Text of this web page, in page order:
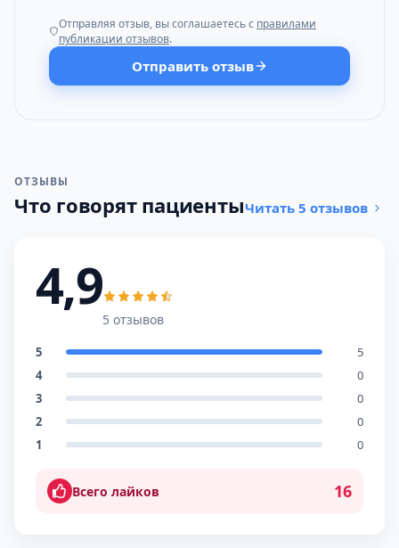
Отправляя отзыв, вы соглашаетесь с правилами
публикации отзывов.
Отправить отзыв
ОТЗЫВЫ
Что говорят пациентыЧитать 5 отзывов
4,9
5 отзывов
5
5
4
0
3
0
2
0
1
0
Всего лайков 16